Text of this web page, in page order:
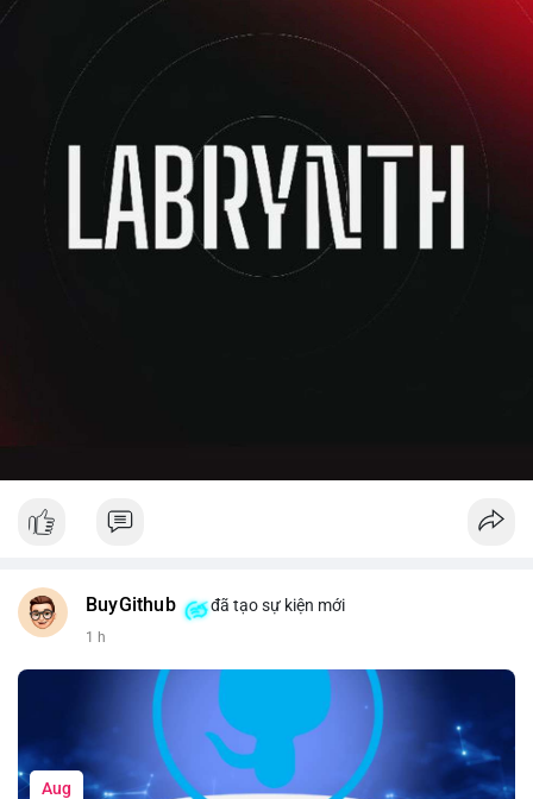
BuyGithub đã tạo sự kiện mới
1 h
Aug